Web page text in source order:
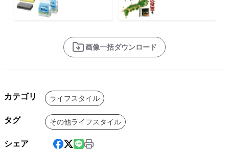
画像一括ダウンロード
カテゴリ ライフスタイル
タグ その他ライフスタイル
シェア